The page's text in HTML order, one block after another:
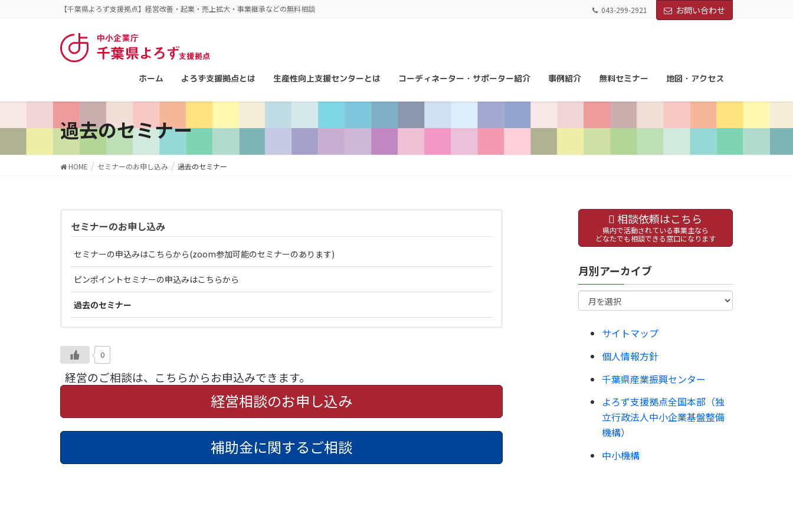
【千葉県よろず支援拠点】経営改善・起業・売上拡大・事業継承などの無料相談 043-299-2921 お問い合わせ
ホーム よろず支援拠点とは 生産性向上支援センターとは コーディネーター・サポーター紹介 事例紹介 無料セミナー 地図・アクセス
過去のセミナー
HOME セミナーのお申し込み 過去のセミナー
セミナーのお申し込み
セミナーの申込みはこちらから(zoom参加可能のセミナーのあります)
ピンポイントセミナーの申込みはこちらから
過去のセミナー
0
経営のご相談は、こちらからお申込みできます。
経営相談のお申し込み
補助金に関するご相談
相談依頼はこちら
県内で活動されている事業主なら
どなたでも相談できる窓口になります
月別アーカイブ
サイトマップ
個人情報方針
千葉県産業振興センター
よろず支援拠点全国本部（独
立行政法人中小企業基盤整備
機構）
中小機構